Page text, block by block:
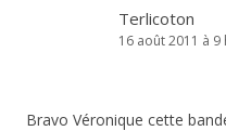
Terlicoton
16 août 2011 à 9
Bravo Véronique cette